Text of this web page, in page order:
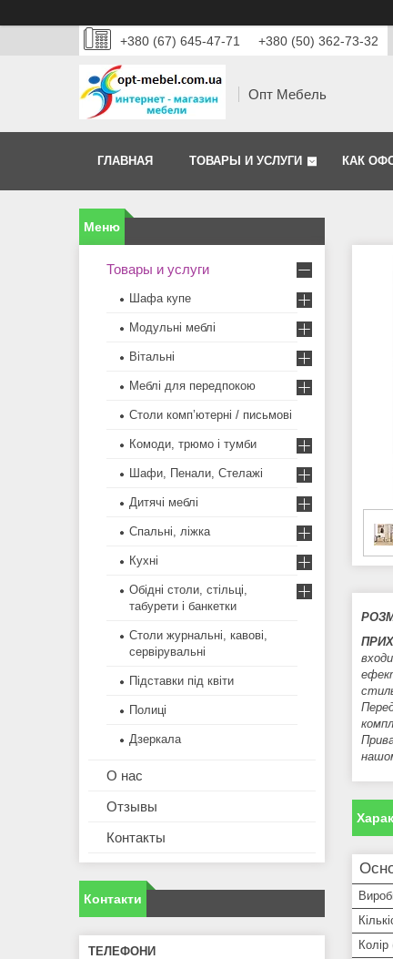
+380 (67) 645-47-71 +380 (50) 362-73-32
Опт Мебель
ГЛАВНАЯ ТОВАРЫ И УСЛУГИ КАК
Колір
Товары и услуги
Шафа купе
Модульні меблі
Вітальні
Меблi для передпокою
Столи комп’ютерні / письмові
Комоди, трюмо і тумби
Шафи, Пенали, Стелажі
Дитячі меблі
Спальні, ліжка
Кухні
Обідні столи, стільці,
табурети і банкетки
Столи журнальні, кавові,
сервірувальні
Підставки під квіти
Полиці
Дзеркала
О нас
Отзывы
Контакты
Контакти